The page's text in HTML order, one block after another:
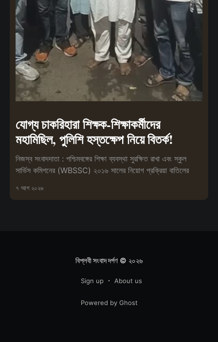
যোগ্য চাকরিহারা শিক্ষক-শিক্ষাকর্মীদের
মহামিছিল, পুলিশি হস্তক্ষেপ নিয়ে বিতর্ক!
নিজস্ব সংবাদদাতা : পশ্চিমবঙ্গের শিক্ষা ব্যবস্থা সুরক্ষিত রাখা এবং স্কুল
সার্ভিস কমিশনের (WBSSC) ২০১৬ সালের নিয়োগ প্রক্রিয়া বাতিলের
৭ আগ ২০২৬
বিপ্লবী সংবাদ দর্পণ© ২০২৬
Sign up About us
Powered by Ghost